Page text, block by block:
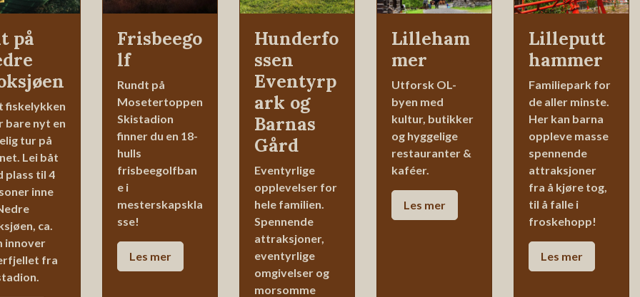
på
fiskelykken
bare nyt en
tur på
Lei båt
plass til 4
inne
ca.
innover
fra
Frisbeego
lf
Rundt på
Mosetertoppen
Skistadion
finner du en 18-
hulls
frisbeegolfban
e i
mesterskapskla
sse!
Les mer
Hunderfo
ssen
Eventyrp
ark og
Barnas
Gård
Eventyrlige
opplevelser for
hele familien.
Spennende
attraksjoner,
eventyrlige
omgivelser og
morsomme
Lilleham
mer
Utforsk OL-
byen med
kultur, butikker
og hyggelige
restauranter &
kaféer.
Les mer
Lilleputt
hammer
Familiepark for
de aller minste.
Her kan barna
oppleve masse
spennende
attraksjoner
fra å kjøre tog,
til å falle i
froskehopp!
Les mer